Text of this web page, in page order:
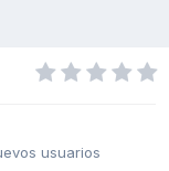
usuarios